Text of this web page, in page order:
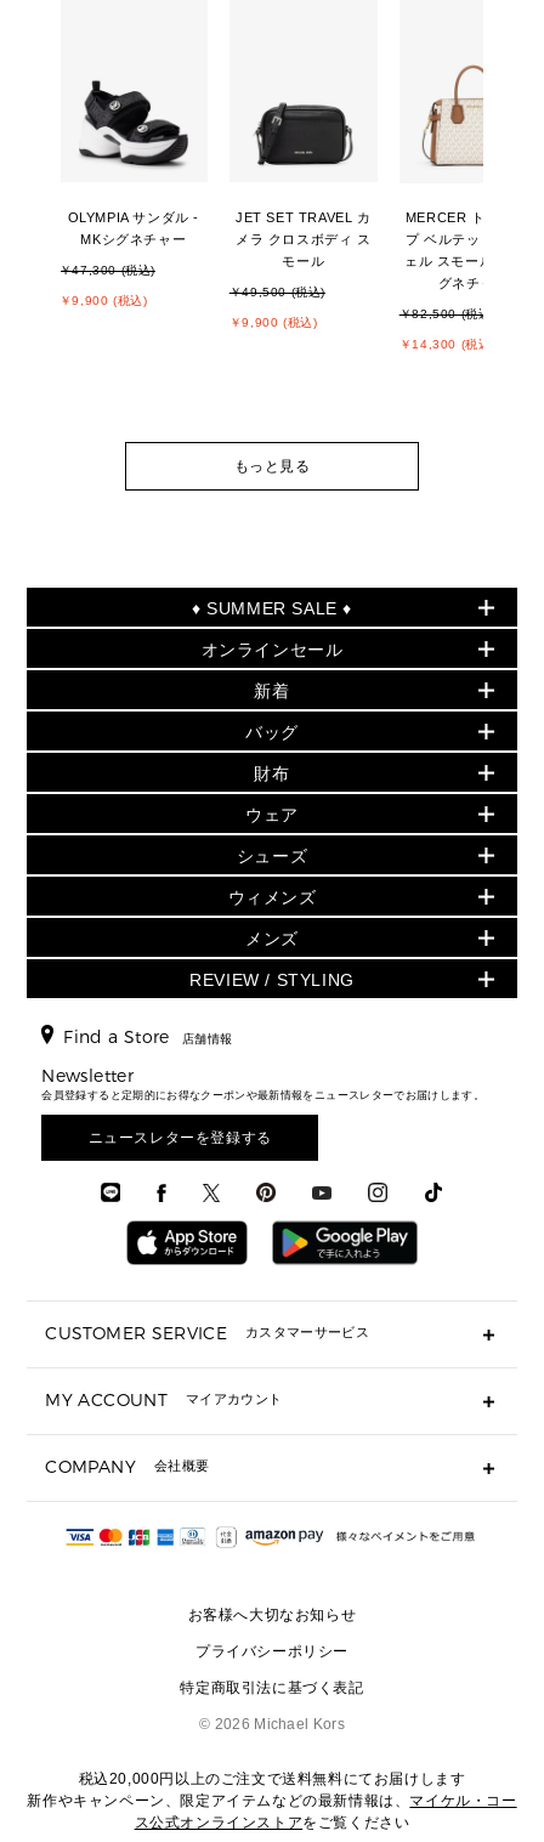
OLYMPIA サンダル -
MKシグネチャー
￥47,300 (税込)
￥9,900 (税込)
JET SET TRAVEL カ
メラ クロスボディ ス
モール
￥49,500 (税込)
￥9,900 (税込)
MERCER トップジッ
プ ベルテッド サッチ
ェル スモール - MKシ
グネチャー
￥82,500 (税込)
￥14,300 (税込)
もっと見る
♦ SUMMER SALE ♦
セールおすすめアイテム
▶ ウィメンズ
バッグ
小物
シューズ・靴
ウェア
アクセサリー
時計
▶ メンズ
バッグ
ウェア
アクセサリー
オンラインセール
PRODUCT OF THE MONTH - 今月の特別価格
再値下げアイテム
追加アイテム
▶ ウィメンズすべて(ウェア・シューズ除く)
バッグ
財布・小物
ウェア
シューズ
時計・ジュエリー
アクセサリー
メンズ バッグ
メンズ 財布・小物
メンズ シューズ
メンズ ウェア
メンズ 時計・その他
新着
夏のスタイル
▶ すべて
▶ ウィメンズすべて
財布・小物
アクセサリー
フレグランス
シューズ
▶ メンズすべて
メンズ財布・小物
メンズアクセサリー
メンズウェア
バッグ
人気の定番アイテム
日本限定 - バッグ
▶ ウィメンズすべて
トートバッグ
ショルダーバッグ
クロスボディ・斜め掛け
トラベル
3 IN 1 / 2 IN 1 バッグ
▶ メンズすべて
財布
日本限定 - 財布・小物
▶ ウィメンズすべて
GREENWICH
折り財布(二つ折り・三つ折り)
長財布
▶ メンズすべて
ウェア
▶ ウィメンズすべて
トップス
スカート・パンツ
ジャケット・アウター
▶ メンズすべて
シューズ
▶ ウィメンズすべて
サンダル
スニーカー
▶ メンズすべて
ウィメンズ
人気の定番アイテム
▶ ウィメンズすべて
▶ バッグすべて
通勤・通学アイテム
3 IN 1 バッグ
ミニ財布・フラグメントケース
▶ 小物すべて
定期ケース・カードケース・名刺入れ
サンダル
スニーカー
▶ ウェア
メンズ
▶ メンズすべて
財布・小物
時計・ジュエリー
アクセサリー
REVIEW / STYLING
エディターレビュー
Find a Store 店舗情報
Newsletter
会員登録すると定期的にお得なクーポンや最新情報をニュースレターでお届けします。
ニュースレターを登録する
CUSTOMER SERVICE カスタマーサービス
ギフト用にラッピングができますか？
ショッピングバッグを購入商品分送ってもらえますか？
注文後に完了メールが受信できないのですが？
サイズ交換はできますか？
MY ACCOUNT マイアカウント
COMPANY 会社概要
会社概要
お客様へ大切なお知らせ
プライバシーポリシー
特定商取引法に基づく表記
© 2026 Michael Kors
税込20,000円以上のご注文で送料無料にてお届けします
新作やキャンペーン、限定アイテムなどの最新情報は、 マイケル・コー
ス公式オンラインストアをご覧ください